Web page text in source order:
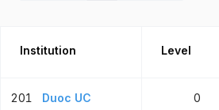
Institution Level
201 Duoc UC 0